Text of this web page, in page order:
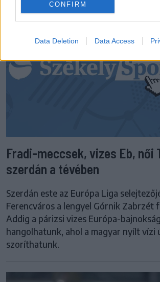
CONFIRM
Data Deletion Data Access
Fradi-meccsek, vizes Eb, női
szerdán a tévében
Szerdán este az Európa Liga
Ferencváros a lengyel Górnik Zabrzét
Addig a párizsi vizes Európa-
hangolhatunk, ahol a magyar nyílt vízi
szoríthatunk.